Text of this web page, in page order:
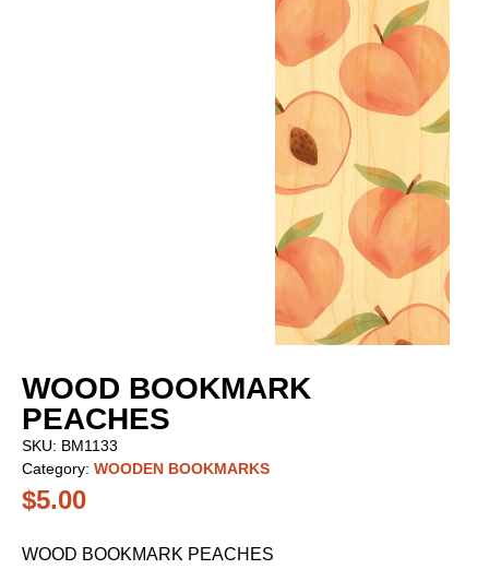
WOOD BOOKMARK
PEACHES
SKU: BM1133
Category: WOODEN BOOKMARKS
$5.00
WOOD BOOKMARK PEACHES